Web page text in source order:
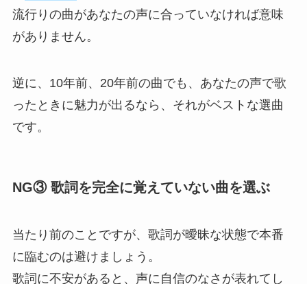
ABOUT
AUDITION
流行りの曲があなたの声に合っていなければ意味
がありません。
逆に、10年前、20年前の曲でも、あなたの声で歌
ったときに魅力が出るなら、それがベストな選曲
です。
NG③ 歌詞を完全に覚えていない曲を選ぶ
当たり前のことですが、歌詞が曖昧な状態で本番
に臨むのは避けましょう。
歌詞に不安があると、声に自信のなさが表れてし